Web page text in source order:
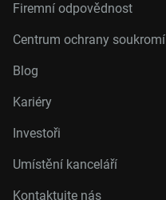
Firemní odpovědnost
Centrum ochrany soukromí
Blog
Kariéry
Investoři
Umístění kanceláří
Kontaktujte nás